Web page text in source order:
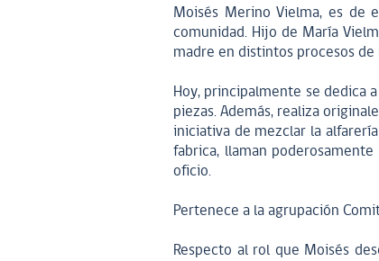
Moisés Merino Vielma, es de
comunidad. Hijo de María
madre en distintos procesos de
Hoy, principalmente se dedica
piezas. Además, realiza
iniciativa de mezclar la
fabrica, llaman
oficio.
Pertenece a la agrupación
Respecto al rol que Moisés